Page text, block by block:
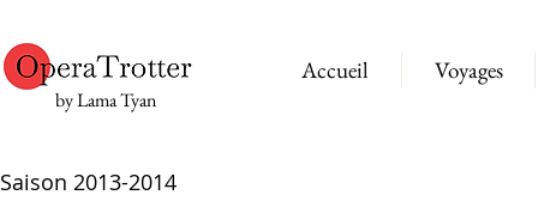
by Lama Tyan
Accueil Voyages
Saison 2013-2014